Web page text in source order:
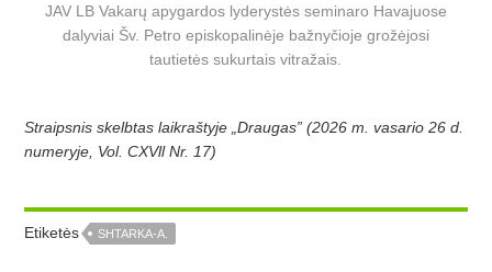
JAV LB Vakarų apygardos lyderystės seminaro Havajuose
dalyviai Šv. Petro episkopalinėje bažnyčioje grožėjosi
tautietės sukurtais vitražais.
Straipsnis skelbtas laikraštyje „Draugas” (2026 m. vasario 26 d.
numeryje, Vol. CXVll Nr. 17)
Etiketės SHTARKA-A.